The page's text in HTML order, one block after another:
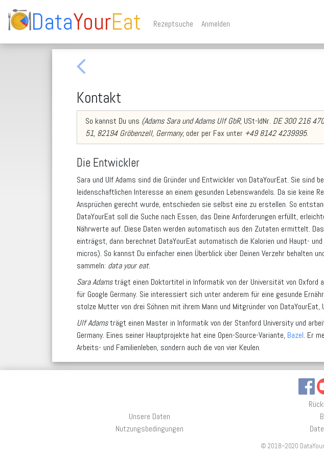
DataYourEat Rezeptsuche Anmelden
arrow_back_ios
Kontakt
So kannst Du uns (Adams Sara und Adams Ulf GbR, USt-IdNr. DE 300 216
51, 82194 Gröbenzell, Germany, oder per Fax unter +49 8142 4239995.
Die Entwickler
Sara und Ulf Adams sind die Gründer und Entwickler von DataYourEat. Sie sind
leidenschaftlichen Interesse an einem gesunden Lebenswandels. Da sie keine
Ansprüchen gerecht wurde, entschieden sie selbst eine zu erstellen. So
DataYourEat soll die Suche nach Essen, das Deine Anforderungen erfüllt,
Nährwerte auf. Diese Daten werden automatisch aus den Zutaten ermittelt.
einträgst, dann berechnet DataYourEat automatisch die Kalorien und Haupt-
micros). So kannst Du einfacher einen Überblick über Deinen Verzehr behalten
sammeln: data your eat.
Sara Adamsträgt einen Doktortitel in Informatik von der Universität von Oxford
für Google Germany. Sie interessiert sich unter anderem für eine gesunde
stolze Mutter von drei Söhnen mit ihrem Mann und Mitgründer von DataYourEat,
Ulf Adamsträgt einen Master in Informatik von der Stanford University und
Germany. Eines seiner Hauptprojekte hat eine Open-Source-Variante, Bazel. Er
Arbeits- und Familienleben, sondern auch die von vier Keulen.
Unsere Daten
Nutzungsbedingungen
© 2018–2020